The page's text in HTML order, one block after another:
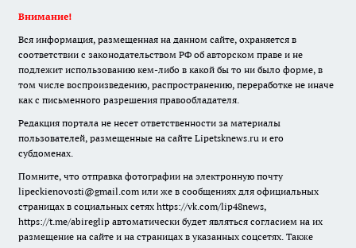
Внимание!
Вся информация, размещенная на данном сайте, охраняется в
соответствии с законодательством РФ об авторском праве и не
подлежит использованию кем-либо в какой бы то ни было форме, в
том числе воспроизведению, распространению, переработке не иначе
как с письменного разрешения правообладателя.
Редакция портала не несет ответственности за материалы
пользователей, размещенные на сайте Lipetsknews.ru и его
субдоменах.
Помните, что отправка фотографии на электронную почту
lipeckienovosti@gmail.com или же в сообщениях для официальных
страницах в социальных сетях https://vk.com/lip48news,
https://t.me/abireglip автоматически будет являться согласием на их
размещение на сайте и на страницах в указанных соцсетях. Также